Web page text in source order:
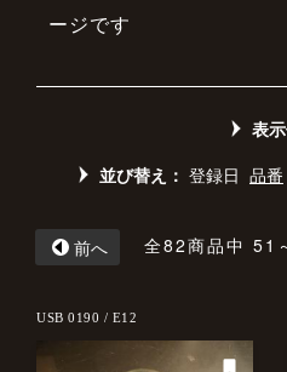
ージです
表
並び替え： 登録日 品番
全82商品中 51
前へ
USB 0190 / E12